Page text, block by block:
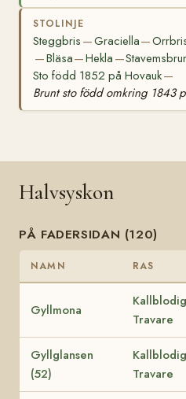
STOLINJE
Steggbris —Graciella—
—Bläsa—Hekla —
Sto född 1852 på Hovauk—
Brunt sto född omkring 1843
Halvsyskon
PÅ FADERSIDAN (120)
NAMN RAS
Gyllmona
Kallblodig
Travare
Gyllglansen
(52)
Kallblodig
Travare